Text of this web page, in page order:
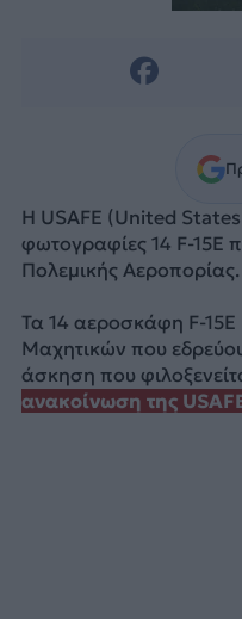
Η USAFE (United
φωτογραφίες 14 F-15Ε
Πολεμικής Αεροπορίας.
Τα 14 αεροσκάφη F-
Μαχητικών που
άσκηση που
ανακοίνωση της